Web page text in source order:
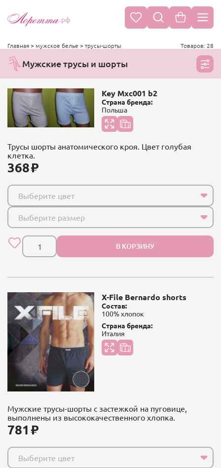
.рф
Главная> мужское белье > трусы-шорты Товаров: 28
Мужские трусы и шорты
Key Mxc001 b2
Страна бренда:
Польша
Трусы шорты анатомического кроя. Цвет голубая
клетка.
368
Выберите цвет
Выберите размер
В КОРЗИНУ
X-File Bernardo shorts
Состав:
100% хлопок
Страна бренда:
Италия
Мужские трусы-шорты с застежкой на пуговице,
выполнены из высококачественного хлопка.
781
Выберите цвет